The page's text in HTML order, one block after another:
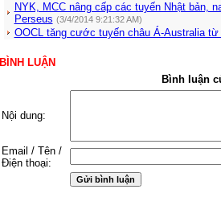
NYK, MCC nâng cấp các tuyến Nhật bản,
Perseus (3/4/2014 9:21:32 AM)
OOCL tăng cước tuyến châu Á-Australia
BÌNH LUẬN
Bình luận
Nội dung:
Email / Tên /
Điện thoại: